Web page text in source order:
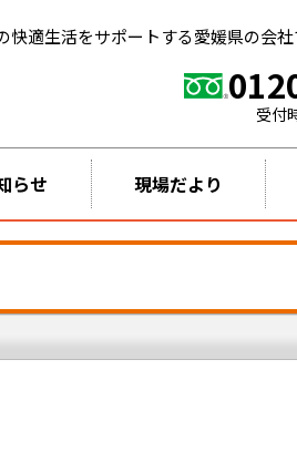
適生活をサポートする愛媛県の会社
受付
らせ 現場だより